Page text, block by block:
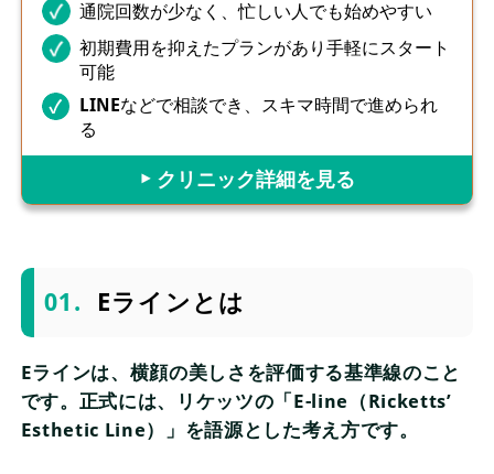
通院回数が少なく、忙しい人でも始めやすい
初期費用を抑えたプランがあり手軽にスタート
可能
LINEなどで相談でき、スキマ時間で進められ
る
▶︎ クリニック詳細を見る
Eラインとは
Eラインは、横顔の美しさを評価する基準線のこと
です。正式には、リケッツの「E-line（Ricketts’
Esthetic Line）」を語源とした考え方です。